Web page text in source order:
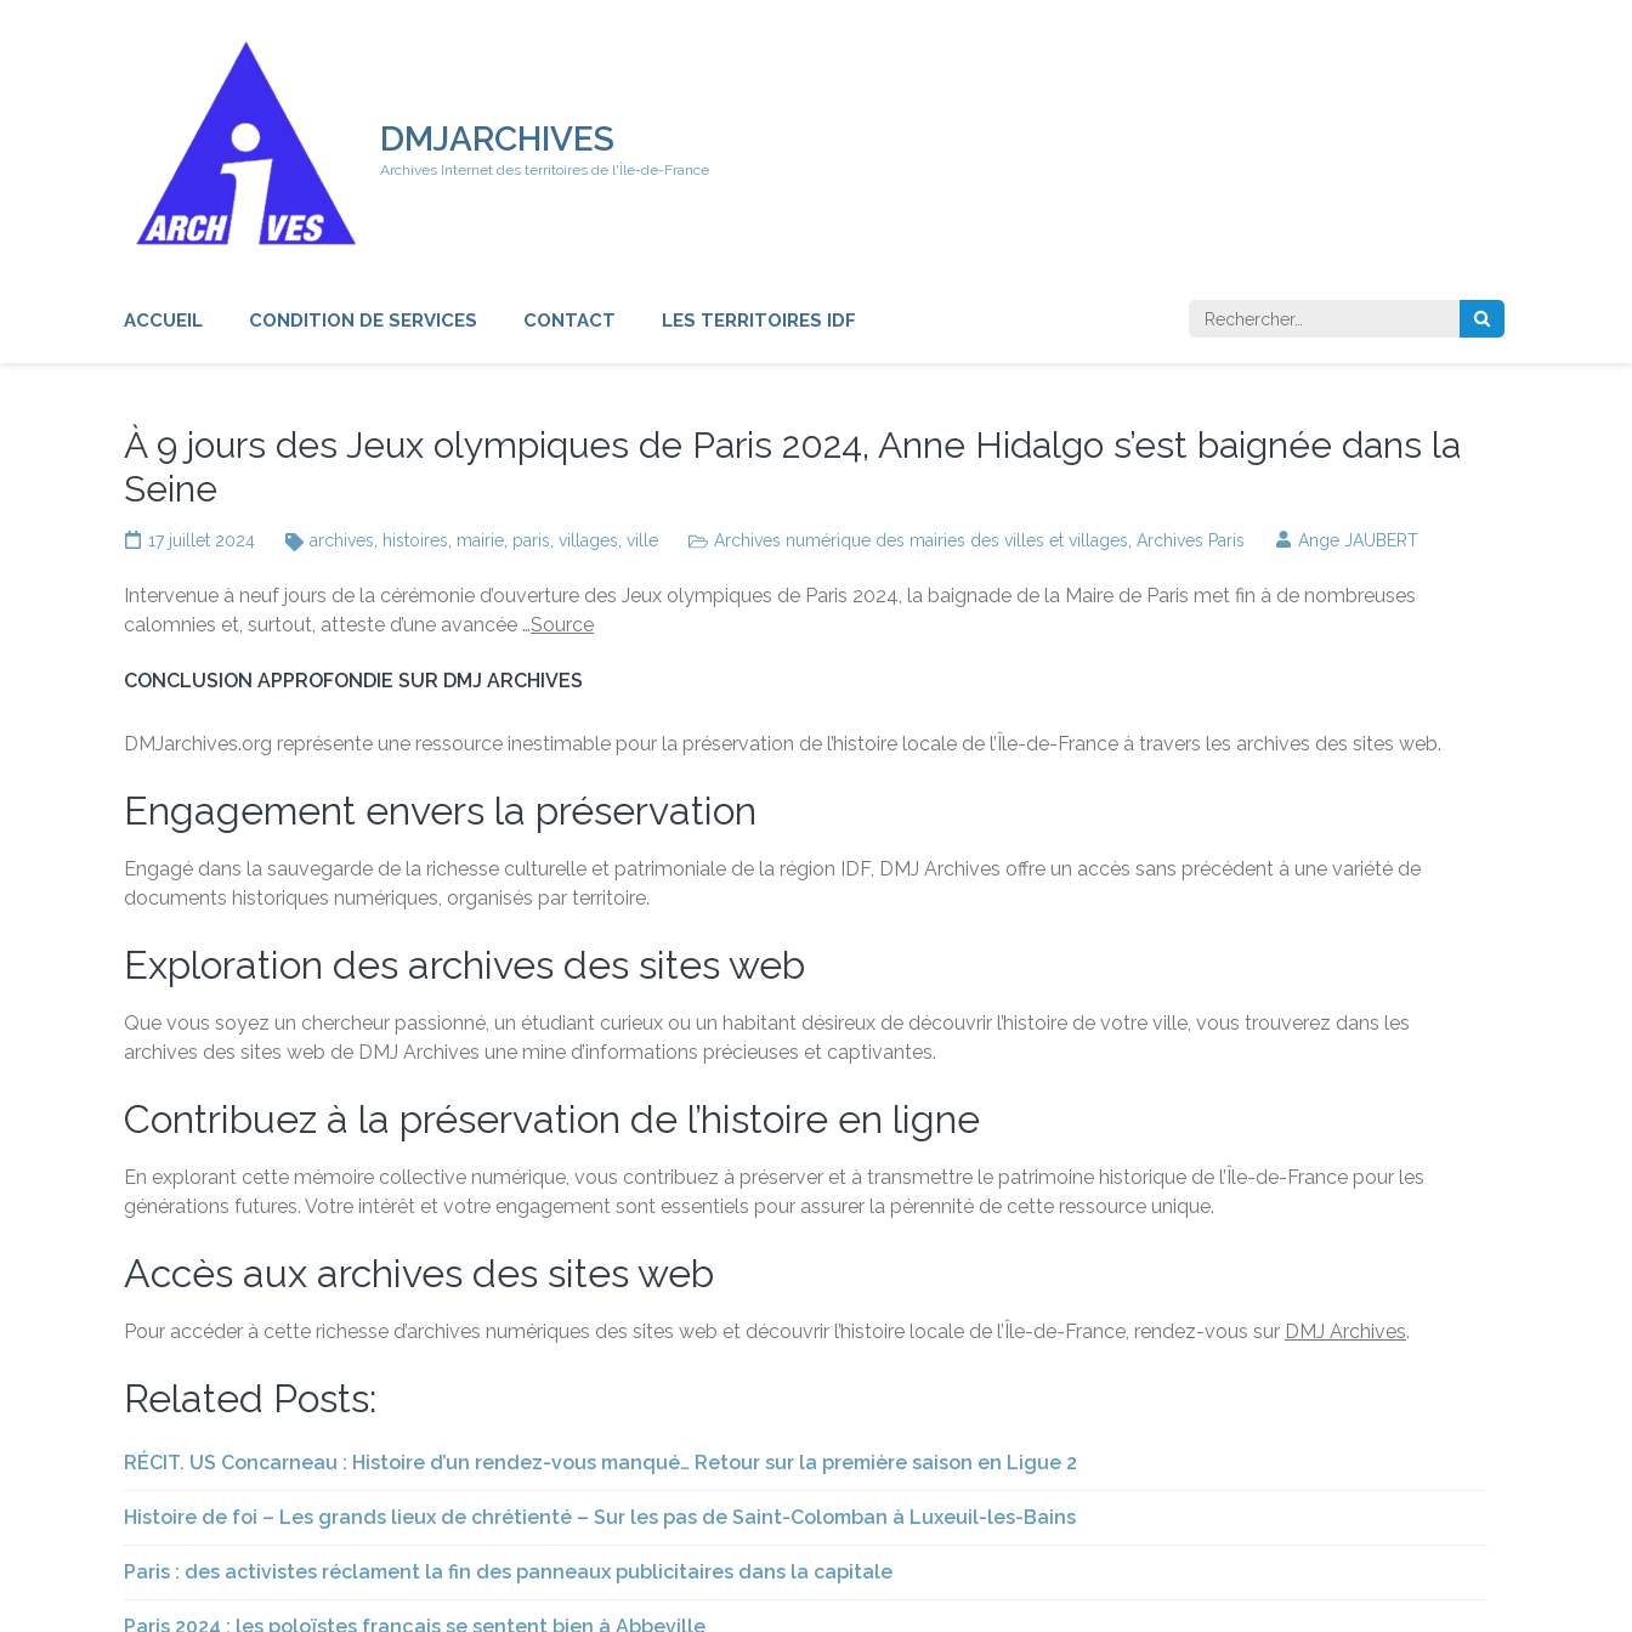
DMJARCHIVES
Archives Internet des territoires de l'Île-de-France
ACCUEIL CONDITION DE SERVICES CONTACT LES TERRITOIRES IDF Rechercher :
À 9 jours des Jeux olympiques de Paris 2024, Anne Hidalgo s’est baignée dans la
Seine
17 juillet 2024 archives histoires mairie paris villages ville Archives numérique des mairies des villes et villages Archives Paris Ange JAUBERT
Intervenue à neuf jours de la cérémonie d’ouverture des Jeux olympiques de Paris 2024, la baignade de la Maire de Paris met fin à de nombreuses
calomnies et, surtout, atteste d’une avancée …Source
CONCLUSION APPROFONDIE SUR DMJ ARCHIVES
DMJarchives.org représente une ressource inestimable pour la préservation de l’histoire locale de l’Île-de-France à travers les archives des sites web.
Engagement envers la préservation
Engagé dans la sauvegarde de la richesse culturelle et patrimoniale de la région IDF, DMJ Archives offre un accès sans précédent à une variété de
documents historiques numériques, organisés par territoire.
Exploration des archives des sites web
Que vous soyez un chercheur passionné, un étudiant curieux ou un habitant désireux de découvrir l’histoire de votre ville, vous trouverez dans les
archives des sites web de DMJ Archives une mine d’informations précieuses et captivantes.
Contribuez à la préservation de l’histoire en ligne
En explorant cette mémoire collective numérique, vous contribuez à préserver et à transmettre le patrimoine historique de l’Île-de-France pour les
générations futures. Votre intérêt et votre engagement sont essentiels pour assurer la pérennité de cette ressource unique.
Accès aux archives des sites web
Pour accéder à cette richesse d’archives numériques des sites web et découvrir l’histoire locale de l’Île-de-France, rendez-vous sur DMJ Archives.
Related Posts:
RÉCIT. US Concarneau : Histoire d’un rendez-vous manqué… Retour sur la première saison en Ligue 2
Histoire de foi – Les grands lieux de chrétienté – Sur les pas de Saint-Colomban à Luxeuil-les-Bains
Paris : des activistes réclament la fin des panneaux publicitaires dans la capitale
Paris 2024 : les poloïstes français se sentent bien à Abbeville